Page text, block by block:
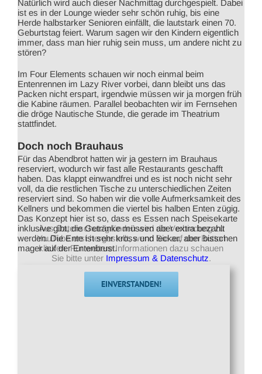
Natürlich wird auch dieser Nachmittag durchgespielt. Dabei
ist es in der Lounge wieder sehr schön ruhig, bis eine
Herde halbstarker Senioren einfällt, die lautstark einen 70.
Geburtstag feiert. Warum sagen wir den Kindern eigentlich
immer, dass man hier ruhig sein muss, um andere nicht zu
stören?
Im Four Elements schauen wir noch einmal beim
Entenrennen im Lazy River vorbei, dann bleibt uns das
Packen nicht erspart, irgendwie müssen wir ja morgen früh
die Kabine räumen. Parallel beobachten wir im Fernsehen
die dröge Nautische Stunde, die gerade im Theatrium
stattfindet.
Doch noch Brauhaus
Für das Abendbrot hatten wir ja gestern im Brauhaus
reserviert, wodurch wir fast alle Restaurants geschafft
haben. Das klappt einwandfrei und es ist noch nicht sehr
voll, da die restlichen Tische zu unterschiedlichen Zeiten
reserviert sind. So haben wir die volle Aufmerksamkeit des
Kellners und bekommen die viertel bis halben Enten zügig.
Das Konzept hier ist so, dass es Essen nach Speisekarte
inklusive gibt, die Getränke müssen aber extra bezahlt
werden. Die Ente ist sehr kross und lecker, aber bisschen
mager auf der Entenbrust.
Aus Datenschutzgründen wird die Verbindung zu
YouTube erst hergestellt, wenn Sie auf den Button
klicken. Für weitere Informationen dazu schauen
Sie bitte unter Impressum & Datenschutz.
EINVERSTANDEN!